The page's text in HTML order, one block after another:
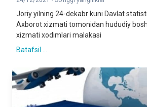
Joriy yilning 24-dekabr kuni Davlat
Axborot xizmati tomonidan hududiy
xizmati xodimlari malakasi
Batafsil ...